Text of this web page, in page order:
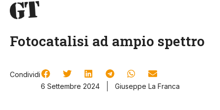
Fotocatalisi ad ampio spettro
Condividi
6 Settembre 2024
Giuseppe La Franca